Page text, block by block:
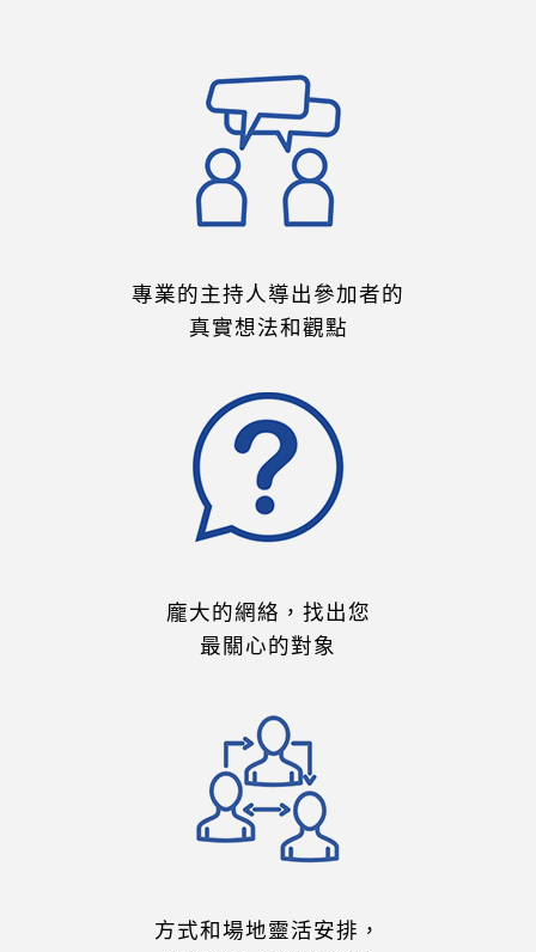
專業的主持人導出參加者的
真實想法和觀點
龐大的網絡，找出您
最關心的對象
方式和場地靈活安排，